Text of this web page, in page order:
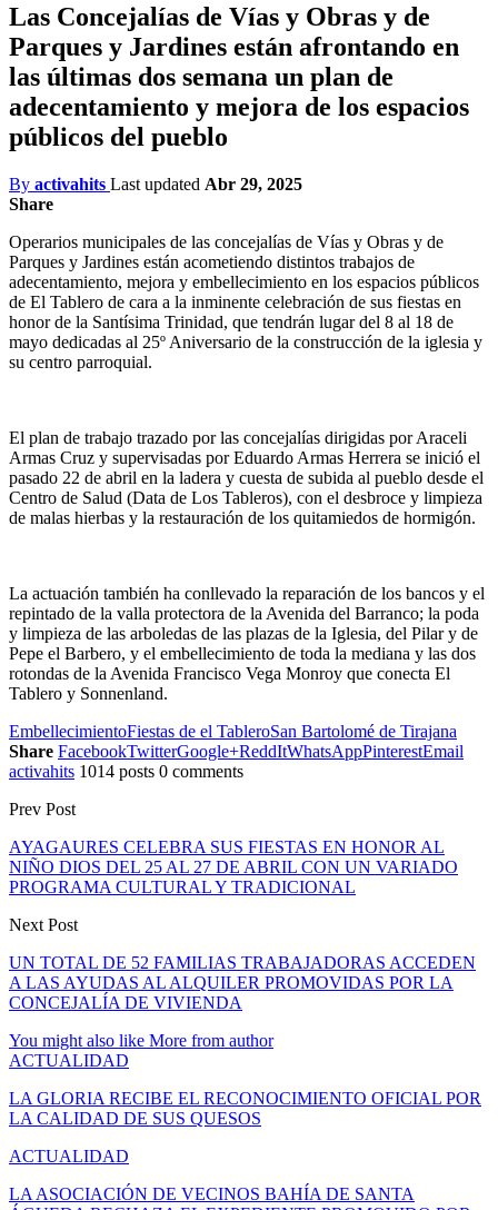
Las Concejalías de Vías y Obras y de
Parques y Jardines están afrontando en
las últimas dos semana un plan de
adecentamiento y mejora de los espacios
públicos del pueblo
By activahits Last updated Abr 29, 2025
Share
Operarios municipales de las concejalías de Vías y Obras y de
Parques y Jardines están acometiendo distintos trabajos de
adecentamiento, mejora y embellecimiento en los espacios públicos
de El Tablero de cara a la inminente celebración de sus fiestas en
honor de la Santísima Trinidad, que tendrán lugar del 8 al 18 de
mayo dedicadas al 25º Aniversario de la construcción de la iglesia y
su centro parroquial.
El plan de trabajo trazado por las concejalías dirigidas por Araceli
Armas Cruz y supervisadas por Eduardo Armas Herrera se inició el
pasado 22 de abril en la ladera y cuesta de subida al pueblo desde el
Centro de Salud (Data de Los Tableros), con el desbroce y limpieza
de malas hierbas y la restauración de los quitamiedos de hormigón.
La actuación también ha conllevado la reparación de los bancos y el
repintado de la valla protectora de la Avenida del Barranco; la poda
y limpieza de las arboledas de las plazas de la Iglesia, del Pilar y de
Pepe el Barbero, y el embellecimiento de toda la mediana y las dos
rotondas de la Avenida Francisco Vega Monroy que conecta El
Tablero y Sonnenland.
EmbellecimientoFiestas de el TableroSan Bartolomé de Tirajana
Share FacebookTwitterGoogle+ReddItWhatsAppPinterestEmail
activahits 1014 posts 0 comments
Prev Post
AYAGAURES CELEBRA SUS FIESTAS EN HONOR AL
NIÑO DIOS DEL 25 AL 27 DE ABRIL CON UN VARIADO
PROGRAMA CULTURAL Y TRADICIONAL
Next Post
UN TOTAL DE 52 FAMILIAS TRABAJADORAS ACCEDEN
A LAS AYUDAS AL ALQUILER PROMOVIDAS POR LA
CONCEJALÍA DE VIVIENDA
You might also like More from author
ACTUALIDAD
LA GLORIA RECIBE EL RECONOCIMIENTO OFICIAL POR
LA CALIDAD DE SUS QUESOS
ACTUALIDAD
LA ASOCIACIÓN DE VECINOS BAHÍA DE SANTA